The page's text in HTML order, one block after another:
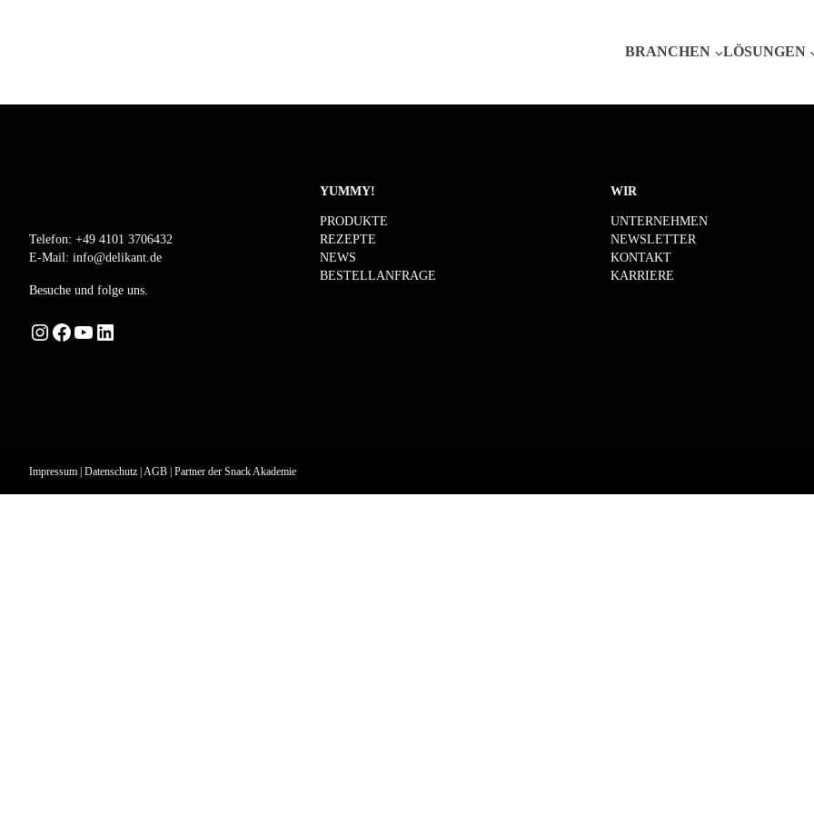
BRANCHEN LÖSUNGEN
Telefon: +49 4101 3706432
E-Mail: info@delikant.de
Besuche und folge uns.
Instagram Facebook YouTube LinkedIn
YUMMY!
PRODUKTE
REZEPTE
NEWS
BESTELLANFRAGE
WIR
UNTERNEHMEN
NEWSLETTER
KONTAKT
KARRIERE
Impressum Datenschutz AGB | Partner der Snack Akademie